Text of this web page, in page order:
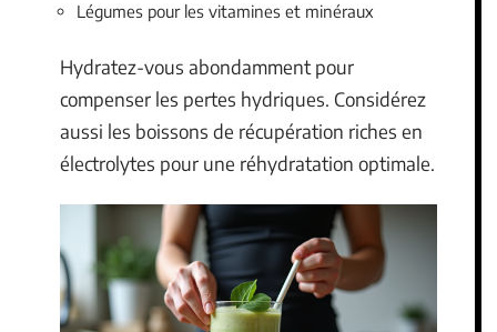
Légumes pour les vitamines et minéraux
Hydratez-vous abondamment pour
compenser les pertes hydriques. Considérez
aussi les boissons de récupération riches en
électrolytes pour une réhydratation optimale.